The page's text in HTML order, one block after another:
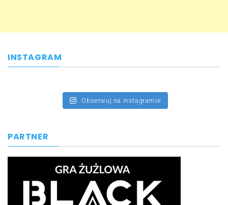
INSTAGRAM
Obserwuj na Instagramie
PARTNER